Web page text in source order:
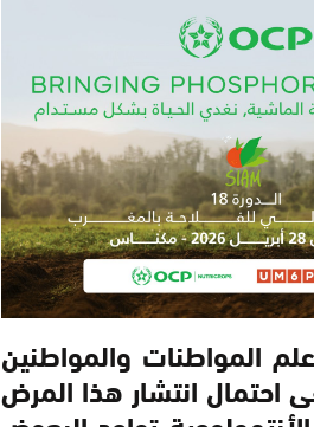
المواطنات والمواطنين
احتمال انتشار هذا المرض